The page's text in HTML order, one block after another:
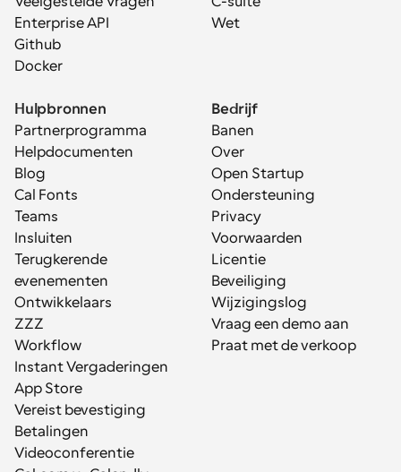
Enterprise API
Github
Docker
Wet
Hulpbronnen
Partnerprogramma
Helpdocumenten
Blog
Cal Fonts
Teams
Insluiten
Terugkerende
evenementen
Ontwikkelaars
ZZZ
Workflow
Instant Vergaderingen
App Store
Vereist bevestiging
Betalingen
Videoconferentie
Bedrijf
Banen
Over
Open Startup
Ondersteuning
Privacy
Voorwaarden
Licentie
Beveiliging
Wijzigingslog
Vraag een demo aan
Praat met de verkoop